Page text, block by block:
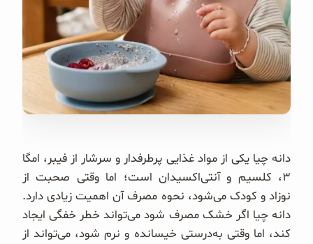
غلات و دانه‌های سالم
صبحانه و میان وعده
سبوس و جوانه‌ها
پک سلامتی OAB
کتاب‌های OAB
وبلاگ
دانه چیا یکی از مواد غذایی پرطرفدار و سرشار از فیبر، امگا
۳، کلسیم و آنتی‌اکسیدان است؛ اما وقتی صحبت از
نوزاد و کودک می‌شود، نحوه مصرف آن اهمیت زیادی دارد.
دانه چیا اگر خشک مصرف شود می‌تواند خطر خفگی ایجاد
کند، اما وقتی به‌درستی خیسانده و نرم شود، می‌تواند از